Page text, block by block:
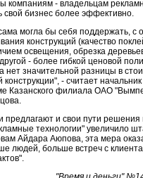
компаниям - владельцам
свой бизнес более эффективно.
могла бы себя поддержать, с
конструкций (качество
освещения, обрезка
- более гибкой ценовой
нет значительной разницы в
- считает
Казанского филиала ОАО
предлагают и свои пути решения
технологии" увеличило
Айдара Аюпова, эта мера
людей, больше встреч с